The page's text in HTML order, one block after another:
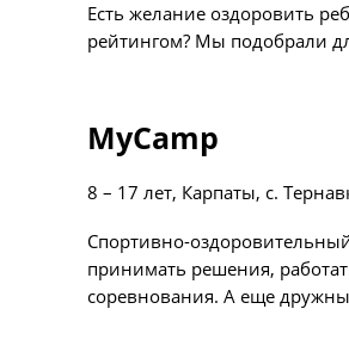
Есть желание оздоровить
рейтингом? Мы подобрали
MyCamp
8 – 17 лет, Карпаты, с.
Спортивно-
принимать решения,
соревнования. А еще